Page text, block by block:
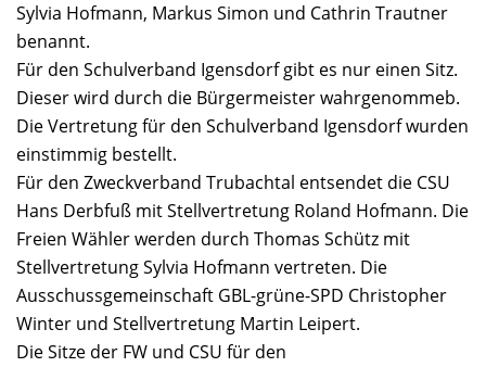
Sylvia Hofmann, Markus Simon und Cathrin Trautner
benannt.
Für den Schulverband Igensdorf gibt es nur einen Sitz.
Dieser wird durch die Bürgermeister wahrgenommeb.
Die Vertretung für den Schulverband Igensdorf wurden
einstimmig bestellt.
Für den Zweckverband Trubachtal entsendet die CSU
Hans Derbfuß mit Stellvertretung Roland Hofmann. Die
Freien Wähler werden durch Thomas Schütz mit
Stellvertretung Sylvia Hofmann vertreten. Die
Ausschussgemeinschaft GBL-grüne-SPD Christopher
Winter und Stellvertretung Martin Leipert.
Die Sitze der FW und CSU für den